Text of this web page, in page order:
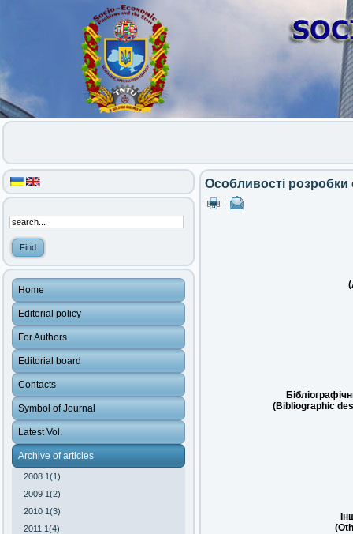
Home
Editorial policy
For Authors
Editorial board
Contacts
Symbol of Journal
Latest Vol.
Archive of articles
2008 1(1)
2009 1(2)
2010 1(3)
2011 1(4)
Особливості розробки
(Bibliographic